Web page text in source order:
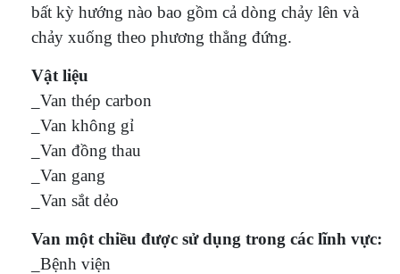
bất kỳ hướng nào bao gồm cả dòng chảy lên và
chảy xuống theo phương thẳng đứng.
Vật liệu
_Van thép carbon
_Van không gỉ
_Van đồng thau
_Van gang
_Van sắt dẻo
Van một chiều được sử dụng trong các lĩnh vực:
_Bệnh viện